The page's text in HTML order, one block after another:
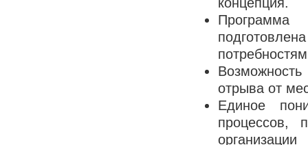
отрыва от
Единое
процессов,